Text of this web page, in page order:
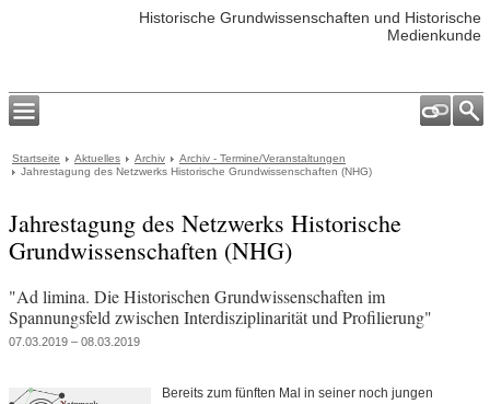
Historische Grundwissenschaften und Historische
Medienkunde
Startseite Aktuelles Archiv
Archiv - Termine/Veranstaltungen
Jahrestagung des Netzwerks Historische Grundwissenschaften (NHG)
Jahrestagung des Netzwerks Historische
Grundwissenschaften (NHG)
"Ad limina. Die Historischen Grundwissenschaften im
Spannungsfeld zwischen Interdisziplinarität und Profilierung"
07.03.2019 – 08.03.2019
Bereits zum fünften Mal in seiner noch jungen